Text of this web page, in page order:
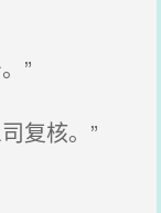
”
复核。”